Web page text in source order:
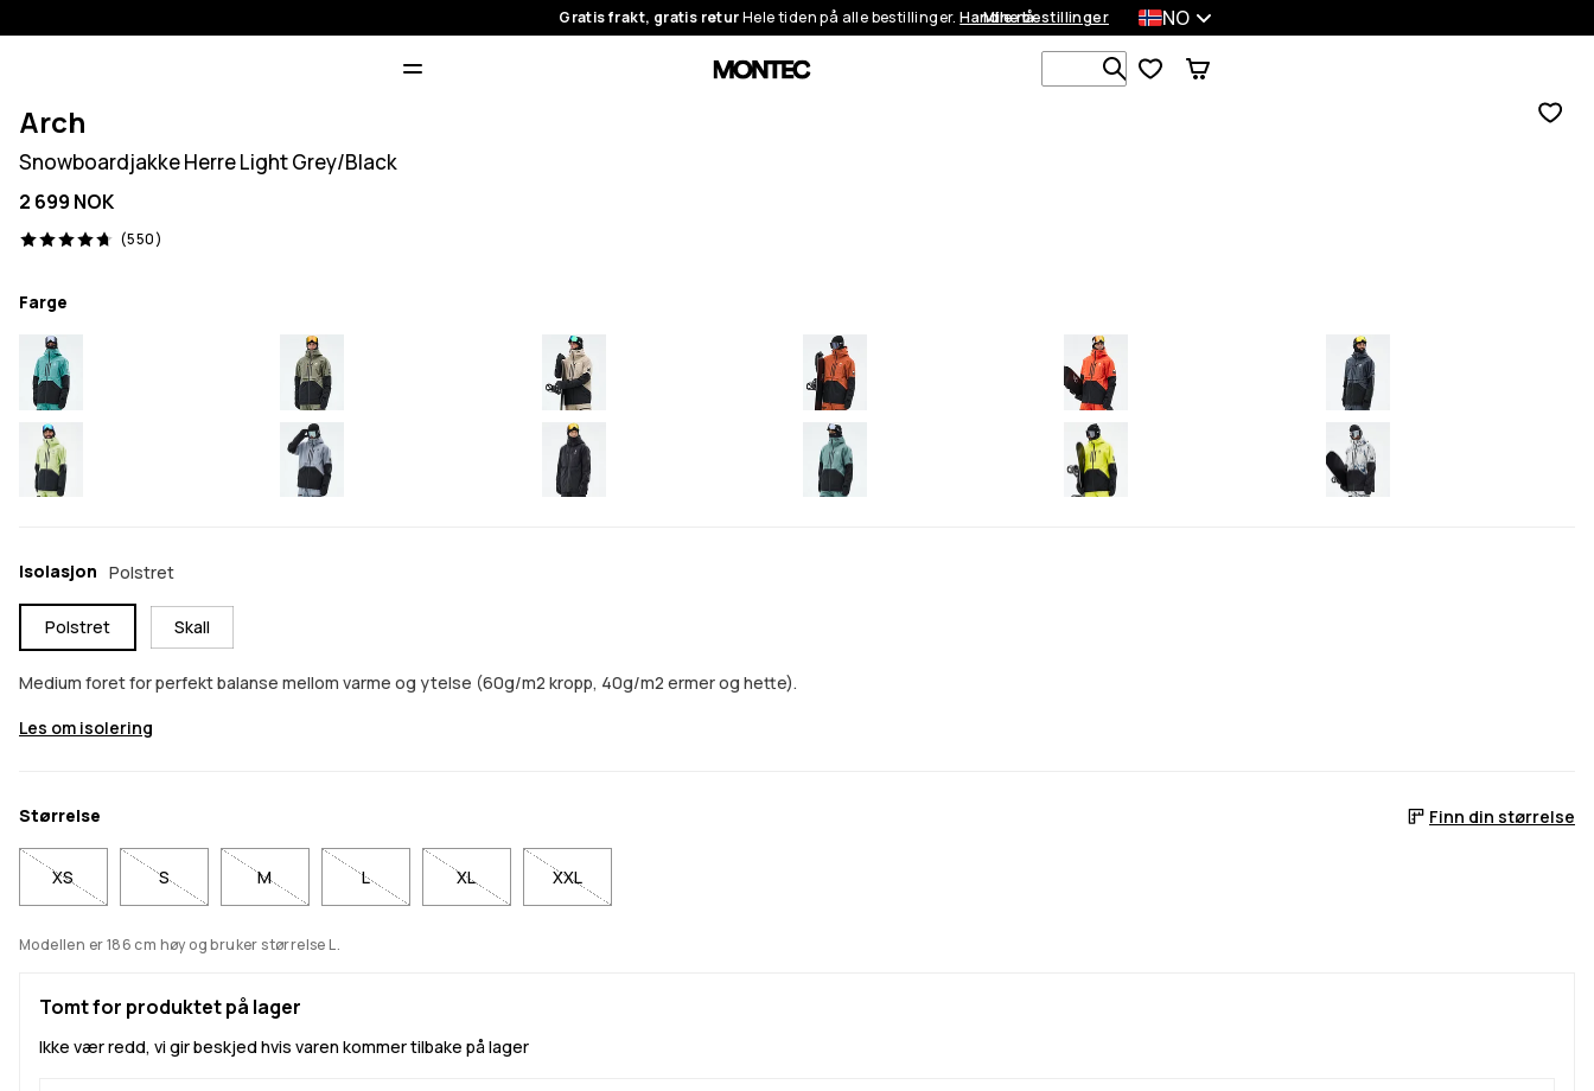
Gratis frakt, gratis returHele tiden på alle bestillinger.Handle nå
Mine bestillinger NO
Søk blant 1 000+ produkter
Arch
Snowboardjakke Herre Light Grey/Black
2 699 NOK
(550)
550 anmeldelser, 4.7/5
Farge
Isolasjon Polstret
Polstret Skall
Medium foret for perfekt balanse mellom varme og ytelse (60g/m2 kropp, 40g/m2 ermer og hette).
Les om isolering
Størrelse Finn din størrelse
XS S M L XL XXL
Modellen er 186 cm høy og bruker størrelse L.
Tomt for produktet på lager
Ikke vær redd, vi gir beskjed hvis varen kommer tilbake på lager